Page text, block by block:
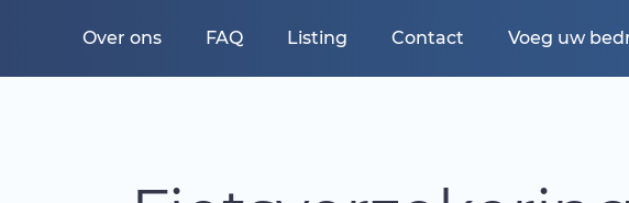
Over ons FAQ Listing Contact Voeg uw